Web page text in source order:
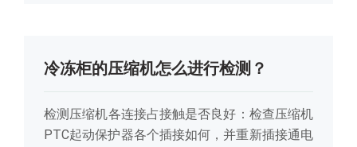
冷冻柜的压缩机怎么进行检测？
检测压缩机各连接占接触是否良好：检查压缩机
PTC起动保护器各个插接如何，并重新插接通电